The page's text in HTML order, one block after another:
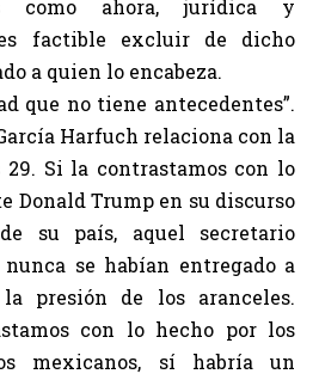
como ahora, jurídica y
factible excluir de dicho
a quien lo encabeza.
que no tiene antecedentes”.
Harfuch relaciona con la
29. Si la contrastamos con lo
Donald Trump en su discurso
su país, aquel secretario
se habían entregado a
presión de los aranceles.
con lo hecho por los
mexicanos, sí habría un